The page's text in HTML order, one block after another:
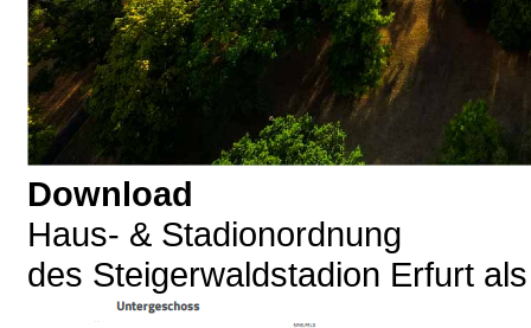
Download
Haus- & Stadionordnung
des Steigerwaldstadion Erfurt